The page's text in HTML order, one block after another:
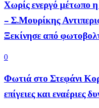
Χωρίς ενεργό μέτωπο
– Σ.Μουρίκης
Ξεκίνησε από
0
Φωτιά στο Στεφάνι
επίγειες και εναέριες